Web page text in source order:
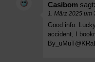
Casibom sagt:
1. März 2025 um
Good info.
accident, I